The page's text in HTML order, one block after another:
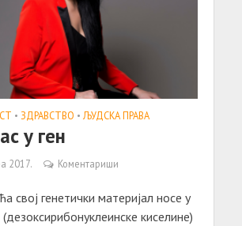
• ЗДРАВСТВО • ЉУДСКА ПРАВА
у ген
2017. Коментариши
свој генетички материјал носе у
киселине)